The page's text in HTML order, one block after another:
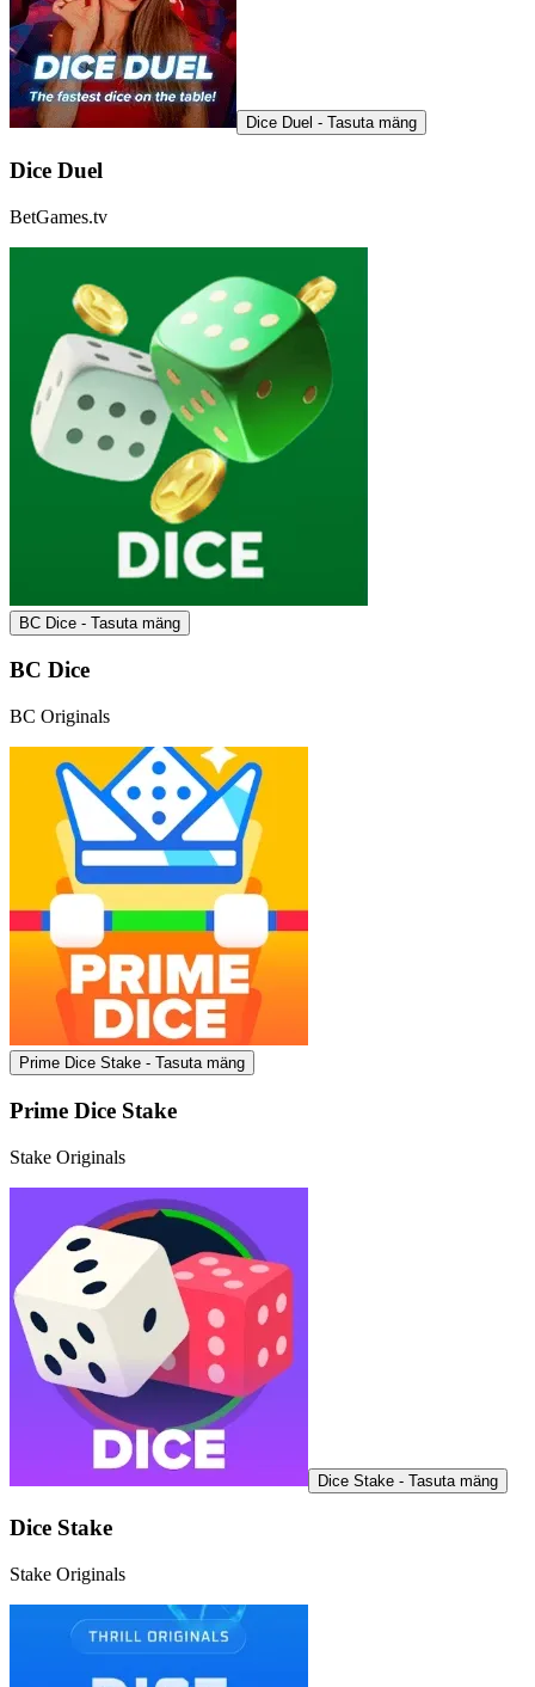
Dice Duel - Tasuta mäng
Dice Duel
BetGames.tv
BC Dice - Tasuta mäng
BC Dice
BC Originals
Prime Dice Stake - Tasuta mäng
Prime Dice Stake
Stake Originals
Dice Stake - Tasuta mäng
Dice Stake
Stake Originals